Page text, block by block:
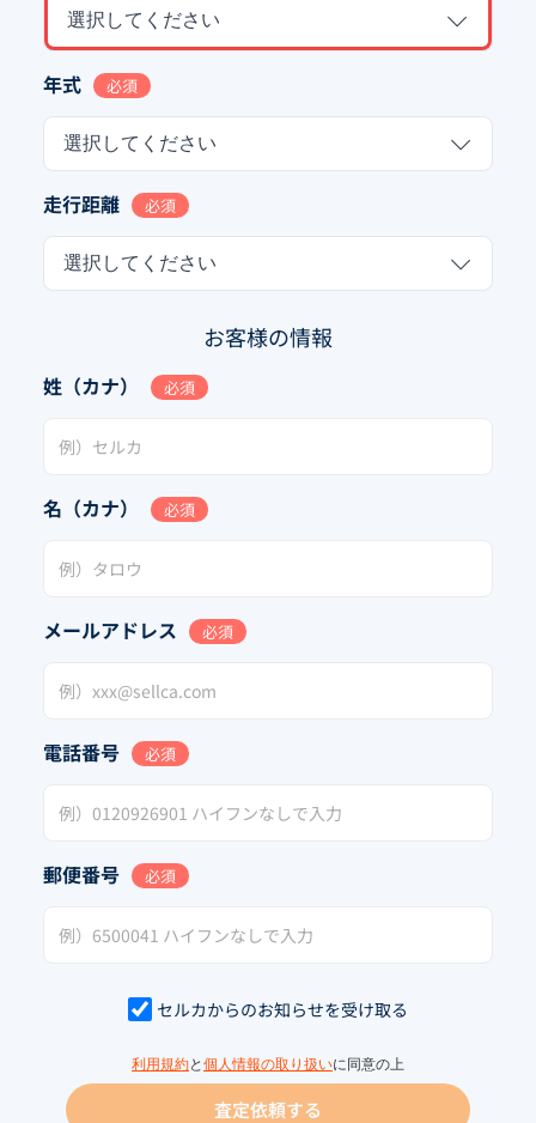
選択してください
年式 必須
選択してください
走行距離 必須
選択してください
お客様の情報
姓（カナ） 必須
名（カナ） 必須
メールアドレス 必須
電話番号 必須
郵便番号 必須
セルカからのお知らせを受け取る
利用規約と 個人情報の取り扱いに同意の上
査定依頼する